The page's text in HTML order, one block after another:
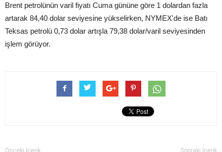
Brent petrolünün varil fiyatı Cuma gününe göre 1 dolardan fazla
artarak 84,40 dolar seviyesine yükselirken, NYMEX'de ise Batı
Teksas petrolü 0,73 dolar artışla 79,38 dolar/varil seviyesinden
işlem görüyor.
Önceki İçerik Sonraki İçerik